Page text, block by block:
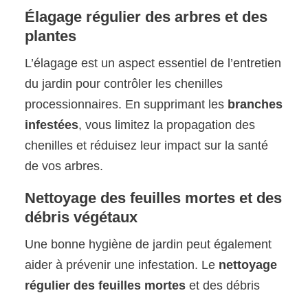
Élagage régulier des arbres et des
plantes
L’élagage est un aspect essentiel de l’entretien
du jardin pour contrôler les chenilles
processionnaires. En supprimant les branches
infestées, vous limitez la propagation des
chenilles et réduisez leur impact sur la santé
de vos arbres.
Nettoyage des feuilles mortes et des
débris végétaux
Une bonne hygiène de jardin peut également
aider à prévenir une infestation. Le nettoyage
régulier des feuilles morteset des débris